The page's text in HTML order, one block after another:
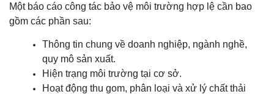
Một báo cáo công tác bảo vệ môi trường hợp lệ cần bao
gồm các phần sau:
Thông tin chung về doanh nghiệp, ngành nghề,
quy mô sản xuất.
Hiện trạng môi trường tại cơ sở.
Hoạt động thu gom, phân loại và xử lý chất thải